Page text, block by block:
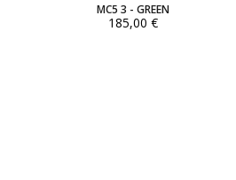
MC5 3 - GREEN
185,00 €